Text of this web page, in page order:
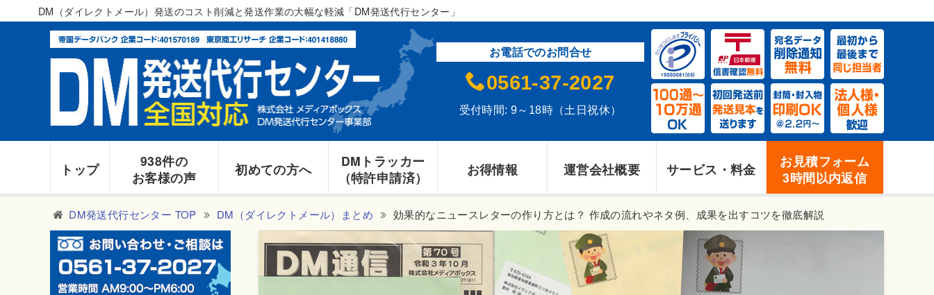
DM（ダイレクトメール）発送のコスト削減と発送作業の大幅な軽減「DM発送代行センター」
お電話でのお問合せ
0561-37-2027
受付時間: 9～18時（土日祝休）
トップ
938件の
お客様の声
初めての方へ
DMトラッカー
（特許申請済）
お得情報 運営会社概要 サービス・料金
お見積フォーム
3時間以内返信
DM発送代行センター TOP DM（ダイレクトメール）まとめ 効果的なニュースレターの作り方とは？ 作成の流れやネタ例、成果を出すコツを徹底解説